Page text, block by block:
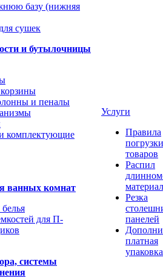
базу (нижняя
сушек
и бутылочницы
и пеналы
комплектующие
ванных комнат
для П-
системы
Услуги
Правила
погрузки
товаров
Распил
Резка
панелей
платная
упаковка